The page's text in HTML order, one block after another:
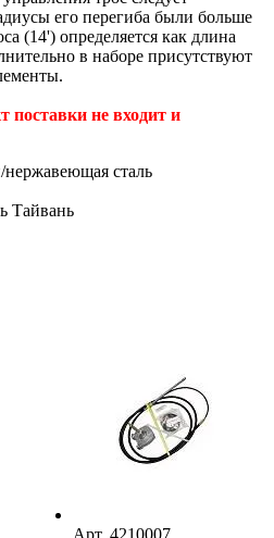
его перегиба были больше
(14') определяется как длина
в наборе присутствуют
поставки не входит и
сталь
Тайвань